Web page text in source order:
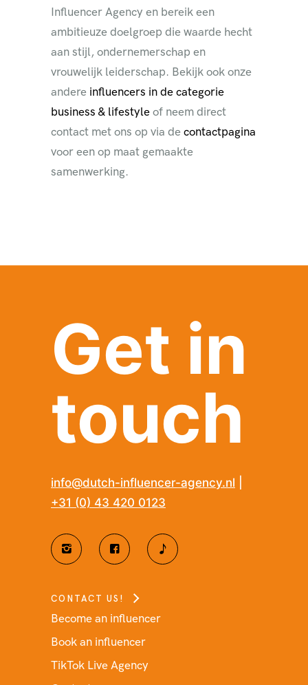
Influencer Agency en bereik een
ambitieuze doelgroep die waarde hecht
aan stijl, ondernemerschap en
vrouwelijk leiderschap. Bekijk ook onze
andere influencers in de categorie
business & lifestyle of neem direct
contact met ons op via de contactpagina
voor een op maat gemaakte
samenwerking.
Get in
touch
info@dutch-influencer-agency.nl
+31 (0) 43 420 0123
CONTACT US!
Become an influencer
Book an influencer
TikTok Live Agency